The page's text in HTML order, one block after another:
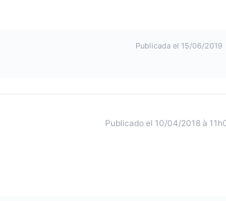
Publicada el 15/06/2019
Publicado el 10/04/2018 à